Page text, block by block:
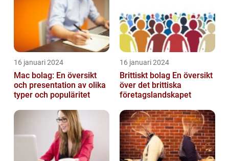
16 januari 2024
Mac bolag: En översikt
och presentation av olika
typer och populäritet
16 januari 2024
Brittiskt bolag En översikt
över det brittiska
företagslandskapet